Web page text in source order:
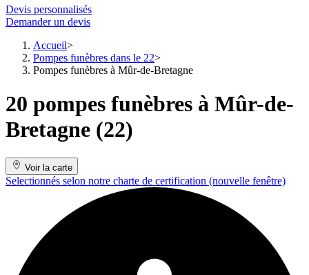
Devis personnalisés
Demander un devis
Accueil
Pompes funèbres dans le 22
Pompes funèbres à Mûr-de-Bretagne
20 pompes funèbres à Mûr-de-
Bretagne (22)
Voir la carte
Selectionnés selon notre charte de certification (nouvelle fenêtre)